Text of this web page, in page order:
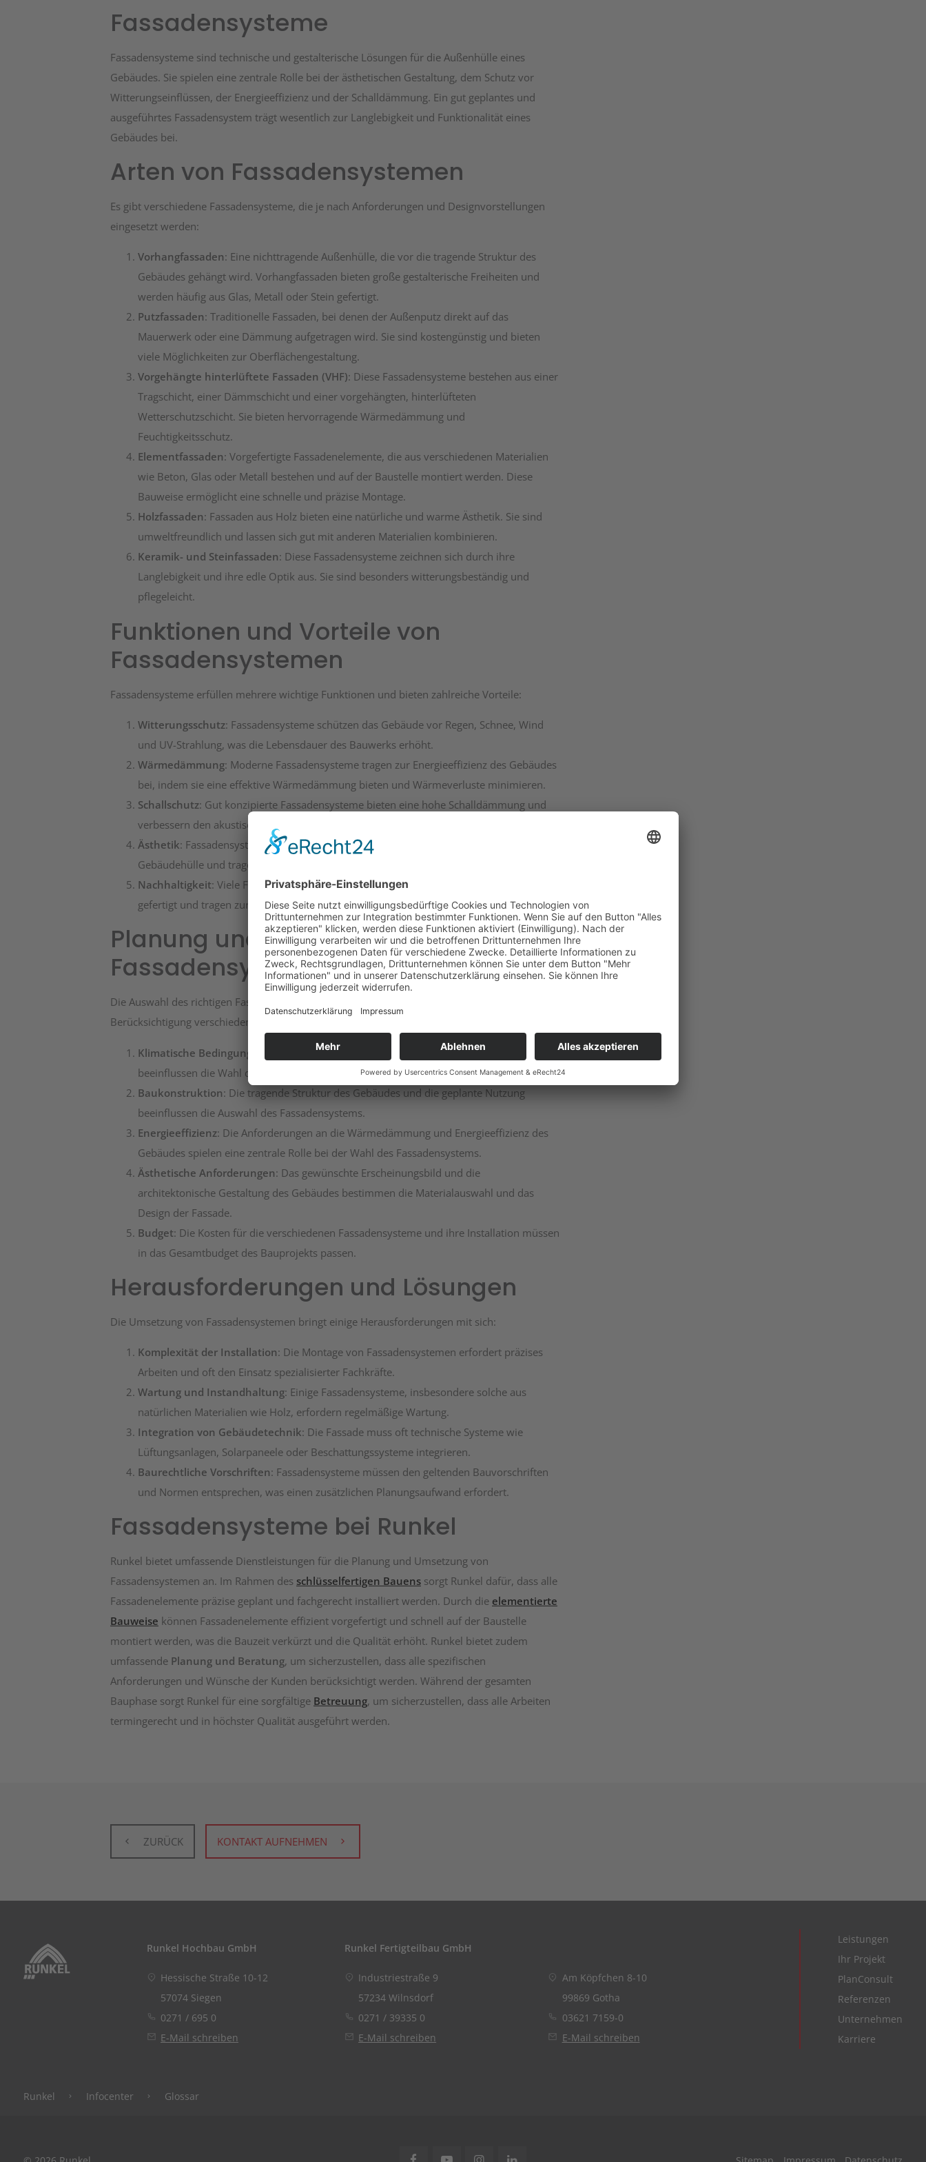
UnternehmenFassadensysteme
Fassadensysteme sind technische und gestalterische Lösungen für die Außenhülle eines
Gebäudes. Sie spielen eine zentrale Rolle bei der ästhetischen Gestaltung, dem Schutz vor
Witterungseinflüssen, der Energieeffizienz und der Schalldämmung. Ein gut geplantes und
ausgeführtes Fassadensystem trägt wesentlich zur Langlebigkeit und Funktionalität eines
Gebäudes bei.
Arten von Fassadensystemen
Es gibt verschiedene Fassadensysteme, die je nach Anforderungen und Designvorstellungen
eingesetzt werden:
Vorhangfassaden: Eine nichttragende Außenhülle, die vor die tragende Struktur des
Gebäudes gehängt wird. Vorhangfassaden bieten große gestalterische Freiheiten und
werden häufig aus Glas, Metall oder Stein gefertigt.
Putzfassaden: Traditionelle Fassaden, bei denen der Außenputz direkt auf das
Mauerwerk oder eine Dämmung aufgetragen wird. Sie sind kostengünstig und bieten
viele Möglichkeiten zur Oberflächengestaltung.
Vorgehängte hinterlüftete Fassaden (VHF): Diese Fassadensysteme bestehen aus einer
Tragschicht, einer Dämmschicht und einer vorgehängten, hinterlüfteten
Wetterschutzschicht. Sie bieten hervorragende Wärmedämmung und
Feuchtigkeitsschutz.
Elementfassaden: Vorgefertigte Fassadenelemente, die aus verschiedenen Materialien
wie Beton, Glas oder Metall bestehen und auf der Baustelle montiert werden. Diese
Bauweise ermöglicht eine schnelle und präzise Montage.
Holzfassaden: Fassaden aus Holz bieten eine natürliche und warme Ästhetik. Sie sind
umweltfreundlich und lassen sich gut mit anderen Materialien kombinieren.
Keramik- und Steinfassaden: Diese Fassadensysteme zeichnen sich durch ihre
Langlebigkeit und ihre edle Optik aus. Sie sind besonders witterungsbeständig und
pflegeleicht.
Funktionen und Vorteile von
Fassadensystemen
Fassadensysteme erfüllen mehrere wichtige Funktionen und bieten zahlreiche Vorteile:
Witterungsschutz: Fassadensysteme schützen das Gebäude vor Regen, Schnee, Wind
und UV-Strahlung, was die Lebensdauer des Bauwerks erhöht.
Wärmedämmung: Moderne Fassadensysteme tragen zur Energieeffizienz des Gebäudes
bei, indem sie eine effektive Wärmedämmung bieten und Wärmeverluste minimieren.
Schallschutz: Gut konzipierte Fassadensysteme bieten eine hohe Schalldämmung und
verbessern den akustischen Komfort im Gebäude.
Ästhetik: Fassadensysteme ermöglichen eine ansprechende Gestaltung der
Gebäudehülle und tragen zur optischen Aufwertung des Bauwerks bei.
Nachhaltigkeit: Viele Fassadensysteme sind aus umweltfreundlichen Materialien
gefertigt und tragen zur Reduktion des Energieverbrauchs und der CO2-Emissionen bei.
Planung und Auswahl von
Fassadensystemen
Die Auswahl des richtigen Fassadensystems erfordert eine sorgfältige Planung und
Berücksichtigung verschiedener Faktoren:
Klimatische Bedingungen
: Die Wetter- und Klimabedingungen des Standorts
beeinflussen die Wahl der Materialien und die Konstruktion der Fassade.
Baukonstruktion: Die tragende Struktur des Gebäudes und die geplante Nutzung
beeinflussen die Auswahl des Fassadensystems.
Energieeffizienz: Die Anforderungen an die Wärmedämmung und Energieeffizienz des
Gebäudes spielen eine zentrale Rolle bei der Wahl des Fassadensystems.
Ästhetische Anforderungen: Das gewünschte Erscheinungsbild und die
architektonische Gestaltung des Gebäudes bestimmen die Materialauswahl und das
Design der Fassade.
Budget: Die Kosten für die verschiedenen Fassadensysteme und ihre Installation müssen
in das Gesamtbudget des Bauprojekts passen.
Herausforderungen und Lösungen
Die Umsetzung von Fassadensystemen bringt einige Herausforderungen mit sich:
Komplexität der Installation: Die Montage von Fassadensystemen erfordert präzises
Arbeiten und oft den Einsatz spezialisierter Fachkräfte.
Wartung und Instandhaltung: Einige Fassadensysteme, insbesondere solche aus
natürlichen Materialien wie Holz, erfordern regelmäßige Wartung.
Integration von Gebäudetechnik: Die Fassade muss oft technische Systeme wie
Lüftungsanlagen, Solarpaneele oder Beschattungssysteme integrieren.
Baurechtliche Vorschriften: Fassadensysteme müssen den geltenden Bauvorschriften
und Normen entsprechen, was einen zusätzlichen Planungsaufwand erfordert.
Fassadensysteme bei Runkel
Runkel bietet umfassende Dienstleistungen für die Planung und Umsetzung von
Fassadensystemen an. Im Rahmen des schlüsselfertigen Bauens sorgt Runkel dafür, dass alle
Fassadenelemente präzise geplant und fachgerecht installiert werden. Durch die elementierte
Bauweise können Fassadenelemente effizient vorgefertigt und schnell auf der Baustelle
montiert werden, was die Bauzeit verkürzt und die Qualität erhöht. Runkel bietet zudem
umfassende Planung und Beratung, um sicherzustellen, dass alle spezifischen
Anforderungen und Wünsche der Kunden berücksichtigt werden. Während der gesamten
Bauphase sorgt Runkel für eine sorgfältige Betreuung, um sicherzustellen, dass alle Arbeiten
termingerecht und in höchster Qualität ausgeführt werden.
ZURÜCK KONTAKT AUFNEHMEN
Runkel Hochbau GmbH
Hessische Straße 10-12
57074 Siegen
0271 / 695 0
E-Mail schreiben
Runkel Fertigteilbau GmbH
Industriestraße 9
57234 Wilnsdorf
0271 / 39335 0
E-Mail schreiben
Am Köpfchen 8-10
99869 Gotha
03621 7159-0
E-Mail schreiben
Leistungen
Ihr Projekt
PlanConsult
Referenzen
Unternehmen
Karriere
Runkel Infocenter Glossar